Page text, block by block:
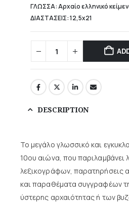
ΓΛΩΣΣΑ: Αρχαίο ελληνικό
ΔΙΑΣΤΑΣΕΙΣ: 12,5x21
DESCRIPTION
Το μεγάλο γλωσσικό και
10ου αιώνα, που παριλαμβάνει
λεξικογράφων, παρατηρήσεις
και παραθέματα συγγραφέων
ύστερης αρχαιότητας ή των